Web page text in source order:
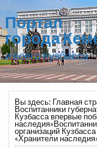
Портал
города
и всего Кузбасса
Вы здесь: Главная
Воспитанники
Кузбасса впервые
организаций
«Хранители